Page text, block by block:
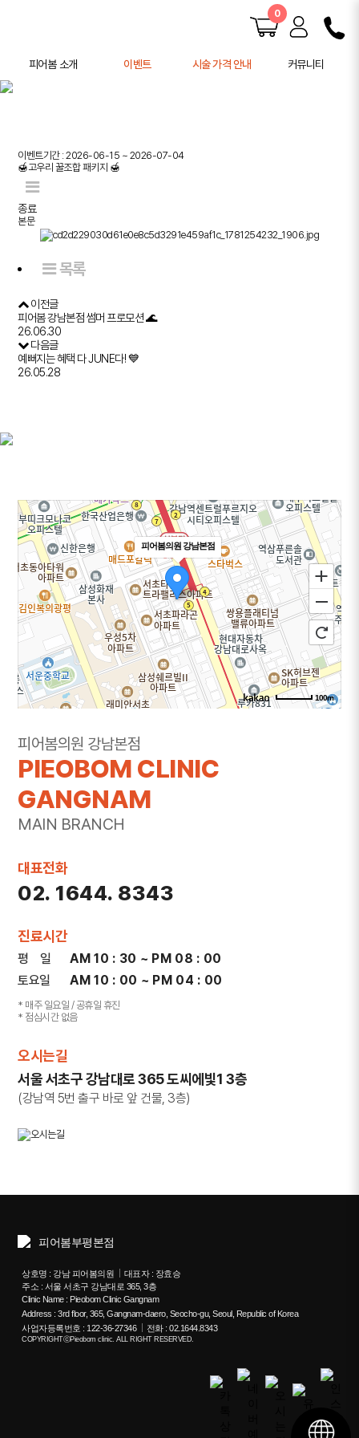
0
피어봄 소개 이벤트 시술 가격 안내 커뮤니티
이벤트기간 : 2026-06-15 ~ 2026-07-04
🍯고우리 꿀조합 패키지 🍯
종료
본문
목록
이전글
피어봄 강남본점 썸머 프로모션 🌊
26.06.30
다음글
예뻐지는 혜택 다 JUNE다! 💙
26.05.28
피어봄의원 강남본점
100m
301~302호
전화
1644-8343
피어봄의원 강남본점
PIEOBOM CLINIC
GANGNAM
MAIN BRANCH
대표전화
02. 1644. 8343
진료시간
평 일
AM 10 : 30 ~ PM 08 : 00
토요일
AM 10 : 00 ~ PM 04 : 00
* 매주 일요일 / 공휴일 휴진
* 점심시간 없음
오시는길
서울 서초구 강남대로 365 도씨에빛1 3층
(강남역 5번 출구 바로 앞 건물, 3층)
상호명 : 강남 피어봄의원
대표자 : 장효승
주소 : 서울 서초구 강남대로 365, 3층
Clinic Name : Pieobom Clinic Gangnam
Address : 3rd floor, 365, Gangnam-daero, Seocho-gu, Seoul, Republic of Korea
사업자등록번호 : 122-36-27346
전화 : 02.1644.8343
COPYRIGHTⓒPieobom clinic. ALL RIGHT RESERVED.